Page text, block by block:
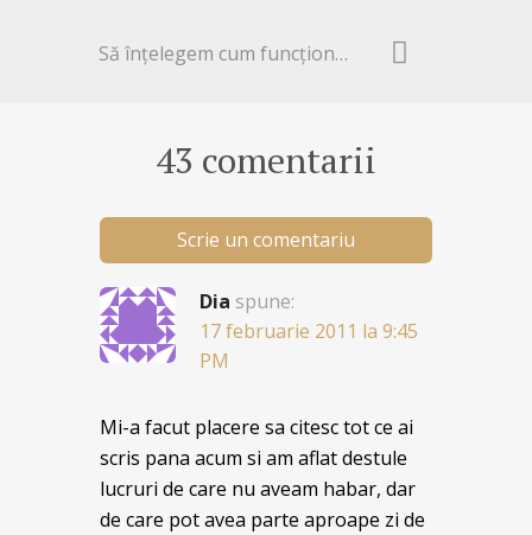
Să înţelegem cum funcţionează celulele pielii
43 comentarii
Scrie un comentariu
Dia spune:
17 februarie 2011 la 9:45
PM
Mi-a facut placere sa citesc tot ce ai
scris pana acum si am aflat destule
lucruri de care nu aveam habar, dar
de care pot avea parte aproape zi de